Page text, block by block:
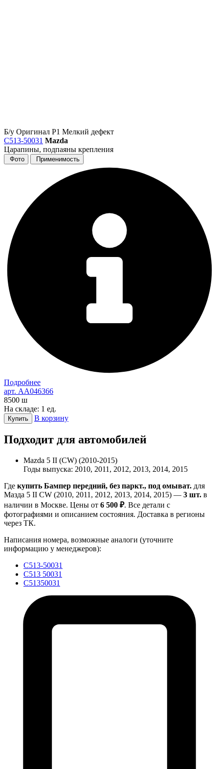
Б/у Оригинал Р1 Мелкий дефект
C513-50031 Mazda
Царапины, подпаяны крепления
Фото Применимость
Подробнее
арт. AA046366
8500 ш
На складе: 1 ед.
Купить В корзину
Подходит для автомобилей
Mazda 5 II (CW) (2010-2015)
Годы выпуска: 2010, 2011, 2012, 2013, 2014, 2015
Где купить Бампер передний, без паркт., под омыват. для
Мазда 5 II CW (2010, 2011, 2012, 2013, 2014, 2015) — 3 шт. в
наличии в Москве. Цены от 6 500 ₽. Все детали с
фотографиями и описанием состояния. Доставка в регионы
через ТК.
Написания номера, возможные аналоги (уточните
информацию у менеджеров):
C513-50031
C513 50031
C51350031